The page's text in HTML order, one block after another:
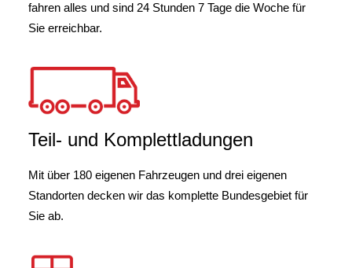
fahren alles und sind 24 Stunden 7 Tage die Woche für
Sie erreichbar.
Teil- und Komplettladungen
Mit über 180 eigenen Fahrzeugen und drei eigenen
Standorten decken wir das komplette Bundesgebiet für
Sie ab.